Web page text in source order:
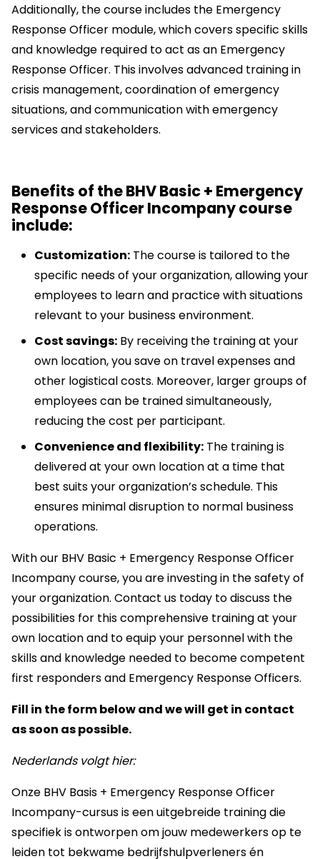
Additionally, the course includes the Emergency
Response Officer module, which covers specific skills
and knowledge required to act as an Emergency
Response Officer. This involves advanced training in
crisis management, coordination of emergency
situations, and communication with emergency
services and stakeholders.
Benefits of the BHV Basic + Emergency
Response Officer Incompany course
include:
Customization: The course is tailored to the
specific needs of your organization, allowing your
employees to learn and practice with situations
relevant to your business environment.
Cost savings: By receiving the training at your
own location, you save on travel expenses and
other logistical costs. Moreover, larger groups of
employees can be trained simultaneously,
reducing the cost per participant.
Convenience and flexibility: The training is
delivered at your own location at a time that
best suits your organization’s schedule. This
ensures minimal disruption to normal business
operations.
With our BHV Basic + Emergency Response Officer
Incompany course, you are investing in the safety of
your organization. Contact us today to discuss the
possibilities for this comprehensive training at your
own location and to equip your personnel with the
skills and knowledge needed to become competent
first responders and Emergency Response Officers.
Fill in the form below and we will get in contact
as soon as possible.
Nederlands volgt hier:
Onze BHV Basis + Emergency Response Officer
Incompany-cursus is een uitgebreide training die
specifiek is ontworpen om jouw medewerkers op te
leiden tot bekwame bedrijfshulpverleners én